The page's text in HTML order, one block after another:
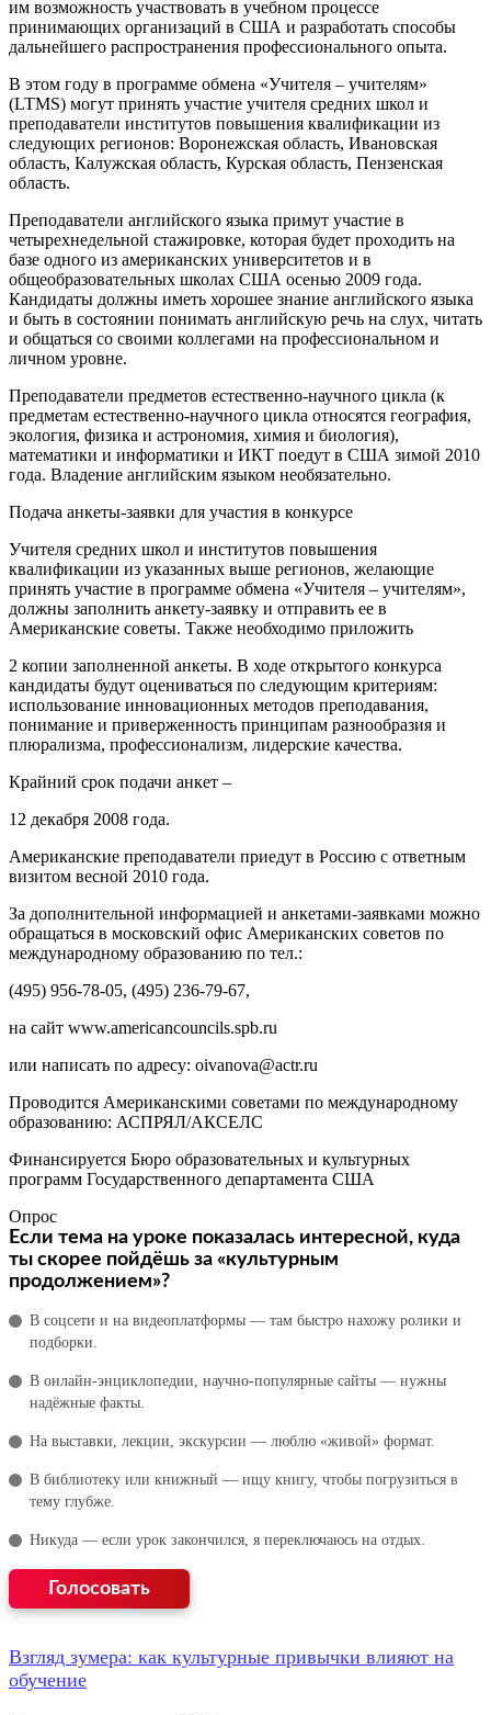
им возможность участвовать в учебном процессе
принимающих организаций в США и разработать способы
дальнейшего распространения профессионального опыта.
В этом году в программе обмена «Учителя – учителям»
(LTMS) могут принять участие учителя средних школ и
преподаватели институтов повышения квалификации из
следующих регионов: Воронежская область, Ивановская
область, Калужская область, Курская область, Пензенская
область.
Преподаватели английского языка примут участие в
четырехнедельной стажировке, которая будет проходить на
базе одного из американских университетов и в
общеобразовательных школах США осенью 2009 года.
Кандидаты должны иметь хорошее знание английского языка
и быть в состоянии понимать английскую речь на слух, читать
и общаться со своими коллегами на профессиональном и
личном уровне.
Преподаватели предметов естественно-научного цикла (к
предметам естественно-научного цикла относятся география,
экология, физика и астрономия, химия и биология),
математики и информатики и ИКТ поедут в США зимой 2010
года. Владение английским языком необязательно.
Подача анкеты-заявки для участия в конкурсе
Учителя средних школ и институтов повышения
квалификации из указанных выше регионов, желающие
принять участие в программе обмена «Учителя – учителям»,
должны заполнить анкету-заявку и отправить ее в
Американские советы. Также необходимо приложить
2 копии заполненной анкеты. В ходе открытого конкурса
кандидаты будут оцениваться по следующим критериям:
использование инновационных методов преподавания,
понимание и приверженность принципам разнообразия и
плюрализма, профессионализм, лидерские качества.
Крайний срок подачи анкет –
12 декабря 2008 года.
Американские преподаватели приедут в Россию с ответным
визитом весной 2010 года.
За дополнительной информацией и анкетами-заявками можно
обращаться в московский офис Американских советов по
международному образованию по тел.:
(495) 956-78-05, (495) 236-79-67,
на сайт www.americancouncils.spb.ru
или написать по адресу: oivanova@actr.ru
Проводится Американскими советами по международному
образованию: АСПРЯЛ/АКСЕЛС
Финансируется Бюро образовательных и культурных
программ Государственного департамента США
Опрос
Если тема на уроке показалась интересной, куда
ты скорее пойдёшь за «культурным
продолжением»?
В соцсети и на видеоплатформы — там быстро нахожу ролики и
подборки.
В онлайн‑энциклопедии, научно‑популярные сайты — нужны
надёжные факты.
На выставки, лекции, экскурсии — люблю «живой» формат.
В библиотеку или книжный — ищу книгу, чтобы погрузиться в
тему глубже.
Никуда — если урок закончился, я переключаюсь на отдых.
Взгляд зумера: как культурные привычки влияют на
обучение